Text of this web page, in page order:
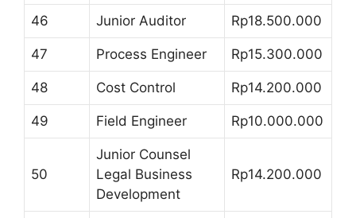
46 Junior Auditor Rp18.500.000
47 Process Engineer Rp15.300.000
48 Cost Control Rp14.200.000
49 Field Engineer Rp10.000.000
50
Junior Counsel
Legal Business
Development
Rp14.200.000